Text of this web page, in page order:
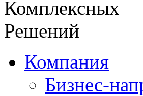
Компания
Бизнес-